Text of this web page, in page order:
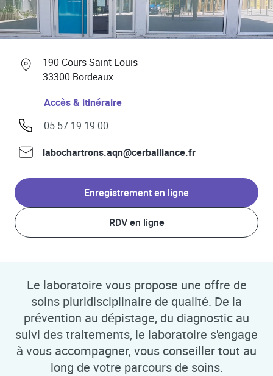
Professionnels de santé
190 Cours Saint-Louis
33300 Bordeaux
Link Opens in New Tab
Accès & itinéraireLink Opens in New Tab
phone
05 57 19 19 00
labochartrons.aqn@cerballiance.fr
Enregistrement en ligne
RDV en ligne
Le laboratoire vous propose une offre de
soins pluridisciplinaire de qualité. De la
prévention au dépistage, du diagnostic au
suivi des traitements, le laboratoire s'engage
à vous accompagner, vous conseiller tout au
long de votre parcours de soins.